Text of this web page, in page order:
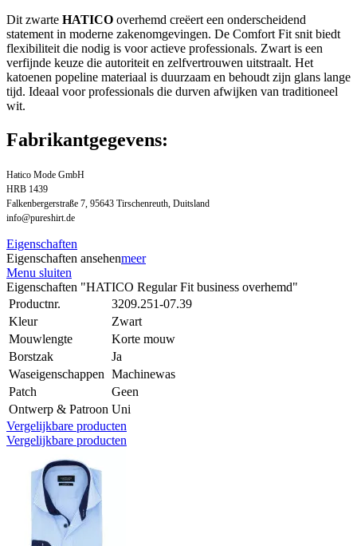
Dit zwarte HATICO overhemd creëert een onderscheidend
statement in moderne zakenomgevingen. De Comfort Fit snit biedt
flexibiliteit die nodig is voor actieve professionals. Zwart is een
verfijnde keuze die autoriteit en zelfvertrouwen uitstraalt. Het
katoenen popeline materiaal is duurzaam en behoudt zijn glans lange
tijd. Ideaal voor professionals die durven afwijken van traditioneel
wit.
Fabrikantgegevens:
Hatico Mode GmbH
HRB 1439
Falkenbergerstraße 7, 95643 Tirschenreuth, Duitsland
info@pureshirt.de
Eigenschaften
Eigenschaften ansehenmeer
Menu sluiten
Eigenschaften "HATICO Regular Fit business overhemd"
Productnr.
3209.251-07.39
Kleur
Zwart
Mouwlengte
Korte mouw
Borstzak
Ja
Waseigenschappen Machinewas
Patch
Geen
Ontwerp & Patroon Uni
Vergelijkbare producten
Vergelijkbare producten